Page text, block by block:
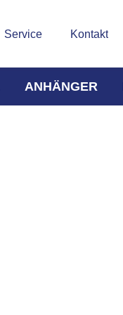
Service Kontakt
ANHÄNGER